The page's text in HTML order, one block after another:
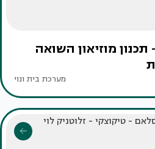
מוזיאון השואה
מערכת בית ונוי